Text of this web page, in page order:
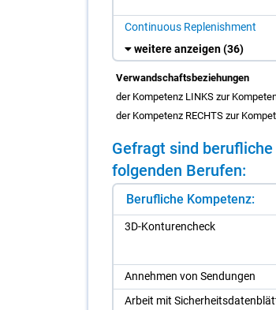
Continuous Replenishment
weitere anzeigen(36)
Verwandschaftsbeziehungen
der Kompetenz LINKS zur
der Kompetenz RECHTS zur
Ge­fragt sind
fol­gen­den Be­ru­fen:
Berufliche Kompetenz:
3D-Kon­tu­ren­check
An­neh­men von Sen­dun­gen
Ar­beit mit